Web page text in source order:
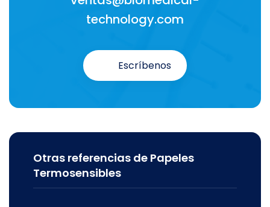
technology.com
Escríbenos
Otras referencias de Papeles
Termosensibles